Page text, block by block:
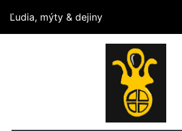
Ľudia, mýty & dejiny